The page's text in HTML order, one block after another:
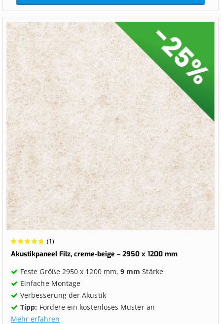
Wertung:
100%
(1)
Akustikpaneel Filz, creme-beige – 2950 x 1200 mm
Feste Größe 2950 x 1200 mm,9 mm Stärke
Einfache Montage
Verbesserung der Akustik
Tipp: Fordere ein kostenloses Muster an
Mehr erfahren